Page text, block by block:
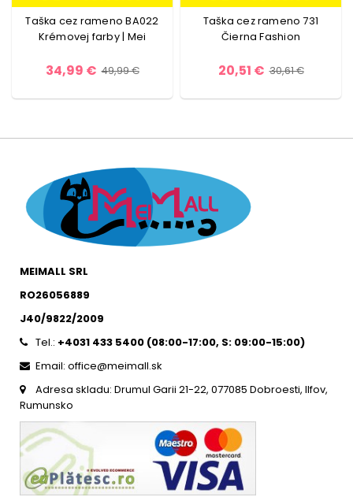
Taška cez rameno BA022
Krémovej farby | Mei
34,99 € 49,99 €
Taška cez rameno 731
Čierna Fashion
20,51 € 30,61 €
MEIMALL SRL
RO26056889
J40/9822/2009
Tel.: +4031 433 5400 (08:00-17:00, S: 09:00-15:00)
Email: office@meimall.sk
Adresa skladu: Drumul Garii 21-22, 077085 Dobroesti, Ilfov,
Rumunsko